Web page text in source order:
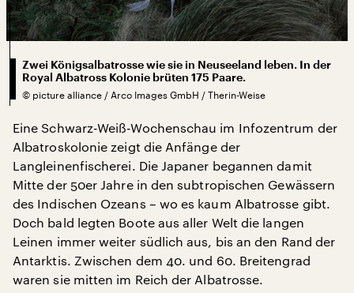
Zwei Königsalbatrosse wie sie in Neuseeland leben. In der
Royal Albatross Kolonie brüten 175 Paare.
© picture alliance / Arco Images GmbH / Therin-Weise
Eine Schwarz-Weiß-Wochenschau im Infozentrum der
Albatroskolonie zeigt die Anfänge der
Langleinenfischerei. Die Japaner begannen damit
Mitte der 50er Jahre in den subtropischen Gewässern
des Indischen Ozeans – wo es kaum Albatrosse gibt.
Doch bald legten Boote aus aller Welt die langen
Leinen immer weiter südlich aus, bis an den Rand der
Antarktis. Zwischen dem 40. und 60. Breitengrad
waren sie mitten im Reich der Albatrosse.